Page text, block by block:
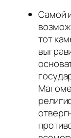
Самой
тот